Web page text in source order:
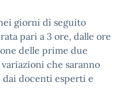
giorni di seguito
pari a 3 ore, dalle ore
delle prime due
che saranno
docenti esperti e